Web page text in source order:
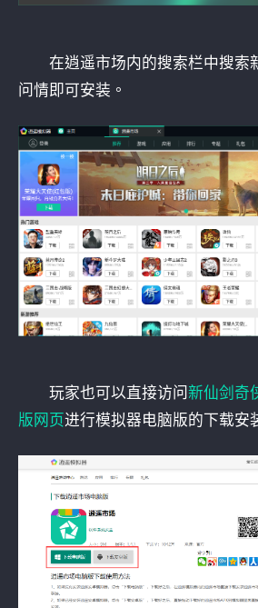
在逍遥市场内的搜索栏中搜索
问情即可安装。
玩家也可以直接访问新仙剑奇
版网页进行模拟器电脑版的下载安